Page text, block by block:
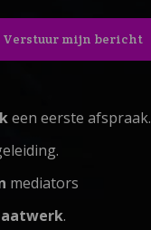
een eerste afspraak.
mediators
.